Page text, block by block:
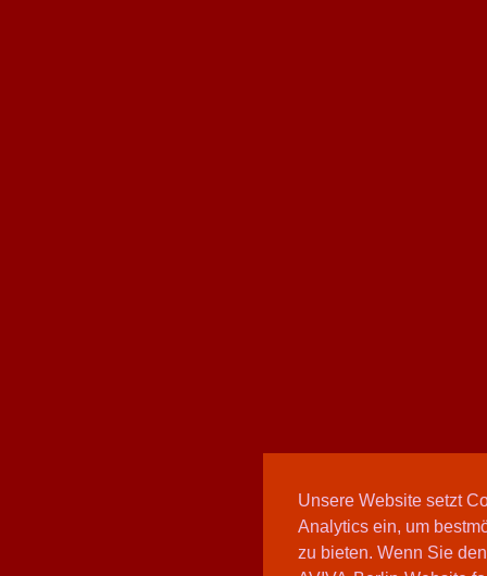
Unsere Website setzt
Analytics ein, um
zu bieten. Wenn Sie